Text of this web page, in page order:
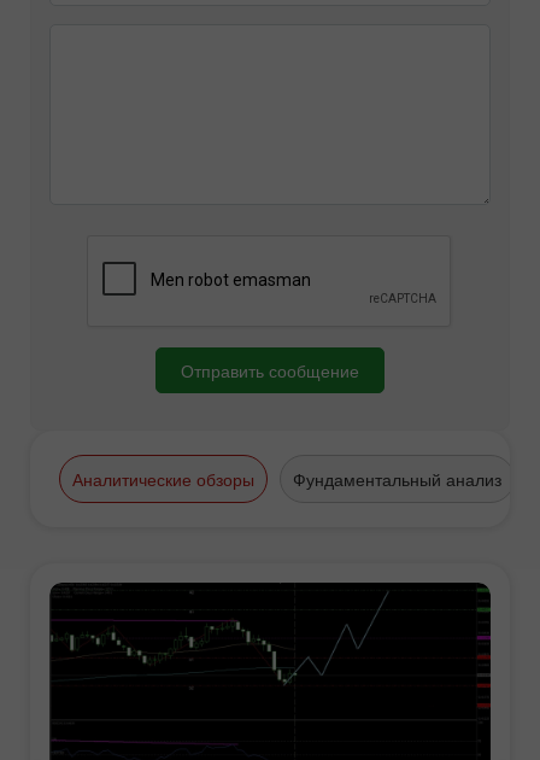
Отправить сообщение
Аналитические обзоры Фундаментальный анализ